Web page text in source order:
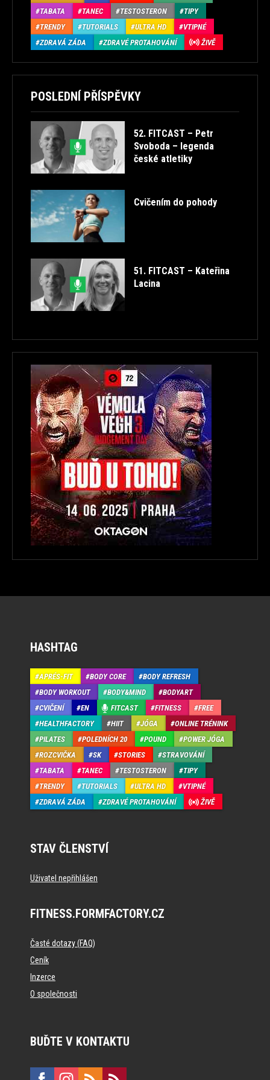
TABATA
TANEC TESTOSTERON
TIPY
TRENDY
TUTORIALS ULTRA HD
VTIPNÉ
ZDRAVÁ ZÁDA
ZDRAVÉ PROTAHOVÁNÍ ŽIVĚ
POSLEDNÍ PŘÍSPĚVKY
52. FITCAST – Petr
Svoboda – legenda
české atletiky
Cvičením do pohody
51. FITCAST – Kateřina
Lacina
HASHTAG
APRÉS-FIT BODY CORE
BODY REFRESH
BODY WORKOUT
BODY&MIND
BODYART
CVIČENÍ
EN FITCAST FITNESS
FREE
HEALTHFACTORY
HIIT JÓGA
ONLINE TRÉNINK
PILATES
POLEDNÍCH 20 POUND
POWER JÓGA
ROZCVIČKA
SK STORIES
STRAVOVÁNÍ
TABATA
TANEC TESTOSTERON
TIPY
TRENDY
TUTORIALS ULTRA HD
VTIPNÉ
ZDRAVÁ ZÁDA
ZDRAVÉ PROTAHOVÁNÍ ŽIVĚ
STAV ČLENSTVÍ
Uživatel nepřihlášen
FITNESS.FORMFACTORY.CZ
Časté dotazy (FAQ)
Ceník
Inzerce
O společnosti
BUĎTE V KONTAKTU